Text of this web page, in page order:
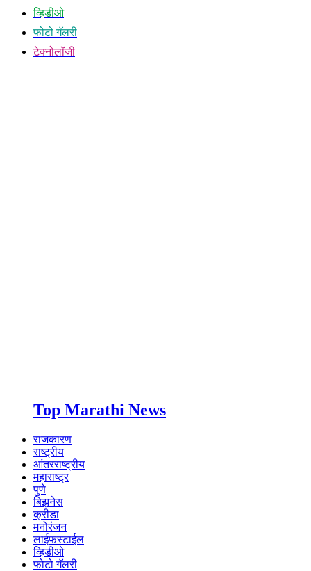
व्हिडीओ
फोटो गॅलरी
टेक्नोलॉजी
Top Marathi News
राजकारण
राष्ट्रीय
आंतरराष्ट्रीय
महाराष्ट्र
पुणे
बिझनेस
क्रीडा
मनोरंजन
लाईफस्टाईल
व्हिडीओ
फोटो गॅलरी